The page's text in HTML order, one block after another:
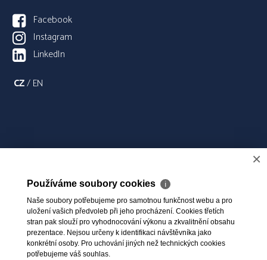
Facebook
Instagram
LinkedIn
CZ/EN
×
Používáme soubory cookies ℹ
Naše soubory potřebujeme pro samotnou funkčnost webu a pro
uložení vašich předvoleb při jeho procházení. Cookies třetích
stran pak slouží pro vyhodnocování výkonu a zkvalitnění obsahu
prezentace. Nejsou určeny k identifikaci návštěvníka jako
konkrétní osoby. Pro uchování jiných než technických cookies
potřebujeme váš souhlas.